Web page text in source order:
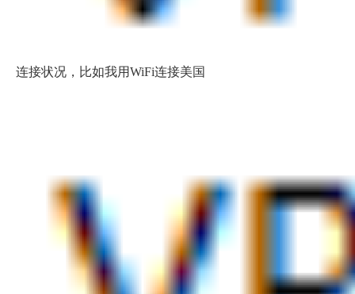
连接状况，比如我用WiFi连接美国